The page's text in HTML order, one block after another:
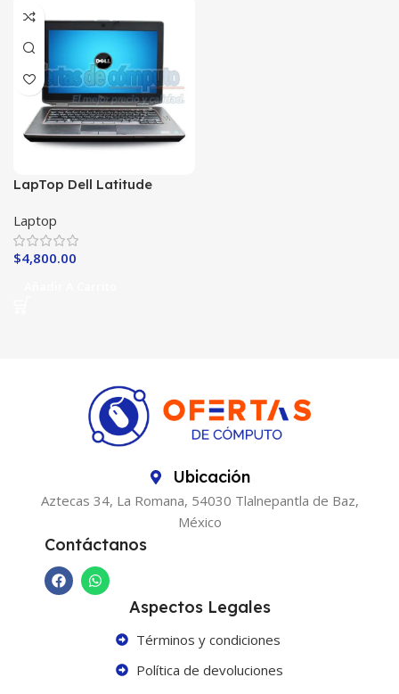
LapTop Dell Latitude
Laptop
$4,800.00
Ubicación
Aztecas 34, La Romana, 54030 Tlalnepantla de Baz,
México
Contáctanos
Aspectos Legales
Términos y condiciones
Política de devoluciones